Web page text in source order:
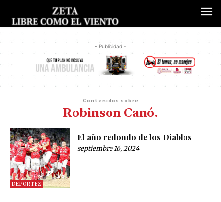
- Publicidad -
Contenidos sobre
Robinson Canó.
DEPORTEZ
El año redondo de los Diablos
septiembre 16, 2024